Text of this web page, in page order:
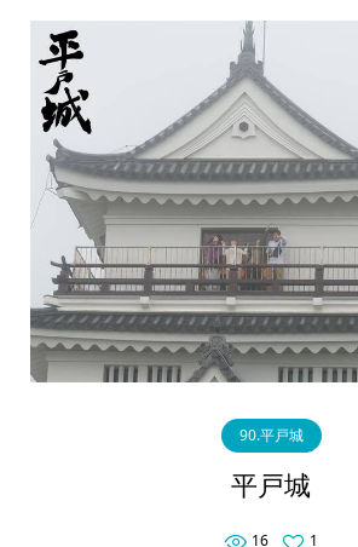
90.平戸城
平戸城
16 1